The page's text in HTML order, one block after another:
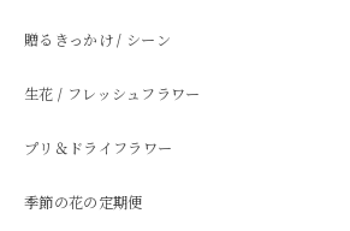
贈るきっかけ / シーン
生花 / フレッシュフラワー
プリ＆ドライフラワー
季節の花の定期便